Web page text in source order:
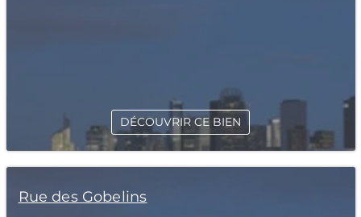
DÉCOUVRIR CE BIEN
Rue des Gobelins